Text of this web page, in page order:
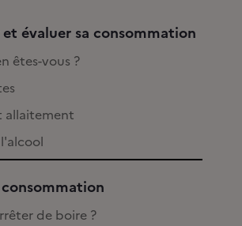
évaluer sa consommation
êtes-vous ?
allaitement
de boire ?